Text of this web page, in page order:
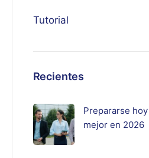
Tutorial
Recientes
Prepararse
mejor en 2026